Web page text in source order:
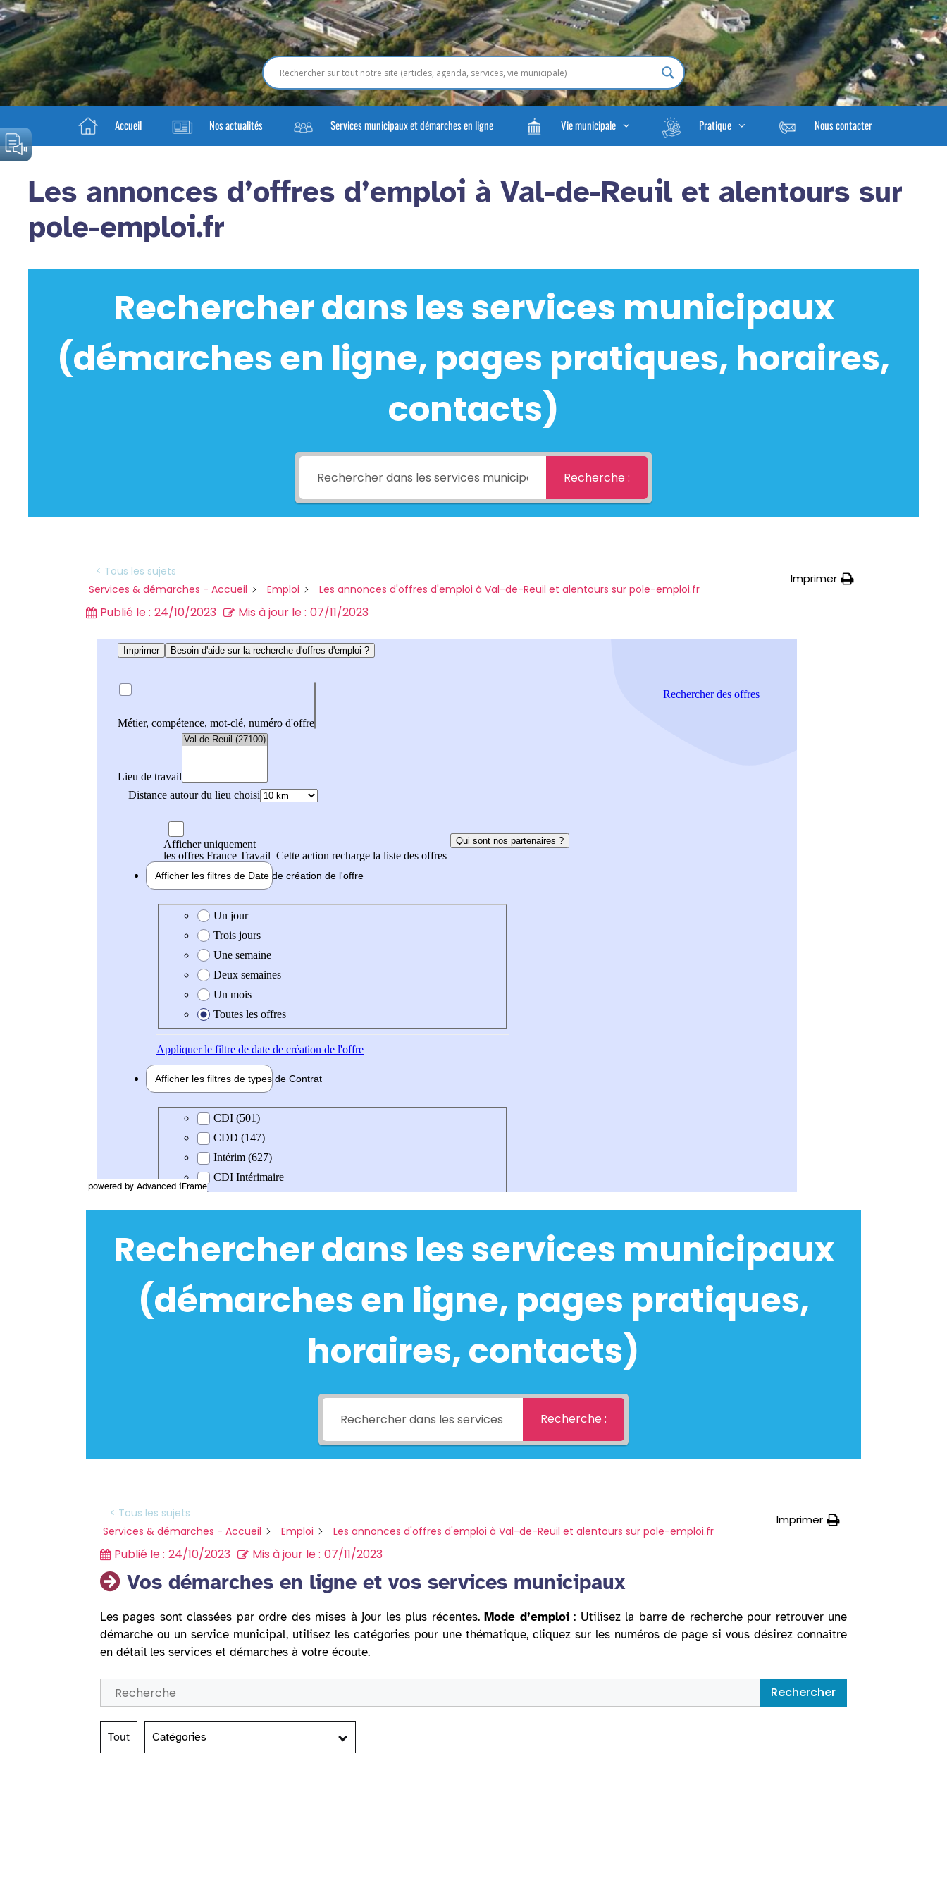
Accueil Nos actualités Services municipaux et démarches en ligne Vie municipale Pratique Nous contacter
Les annonces d’offres d’emploi à Val-de-Reuil et alentours sur
pole-emploi.fr
Rechercher dans les services municipaux
(démarches en ligne, pages pratiques, horaires,
contacts)
Recherche :
< Tous les sujets
Services & démarches - Accueil
Emploi Les annonces d'offres d'emploi à Val-de-Reuil et alentours sur pole-emploi.fr
Imprimer
Publié le : 24/10/2023 Mis à jour le : 07/11/2023
powered by Advanced iFrame
Rechercher dans les services municipaux
(démarches en ligne, pages pratiques,
horaires, contacts)
Recherche :
< Tous les sujets
Services & démarches - Accueil
Emploi Les annonces d'offres d'emploi à Val-de-Reuil et alentours sur pole-emploi.fr
Imprimer
Publié le : 24/10/2023 Mis à jour le : 07/11/2023
Vos démarches en ligne et vos services municipaux
Les pages sont classées par ordre des mises à jour les plus récentes.Mode d’emploi: Utilisez la barre de recherche pour retrouver une
démarche ou un service municipal, utilisez les catégories pour une thématique, cliquez sur les numéros de page si vous désirez connaître
en détail les services et démarches à votre écoute.
Rechercher
Tout Catégories